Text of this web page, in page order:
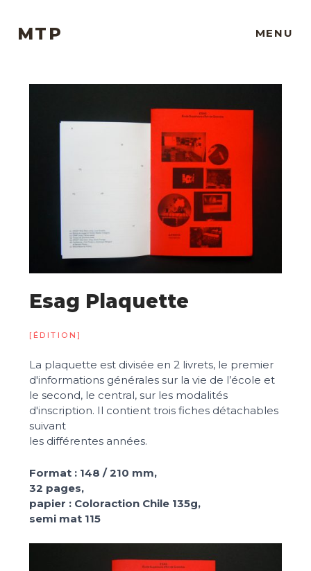
MTP MENU
Esag Plaquette
[ÉDITION]
La plaquette est divisée en 2 livrets, le premier
d'informations générales sur la vie de l’école et
le second, le central, sur les modalités
d'inscription. Il contient trois fiches détachables
suivant
les différentes années.
Format : 148 / 210 mm,
32 pages,
papier : Coloraction Chile 135g,
semi mat 115